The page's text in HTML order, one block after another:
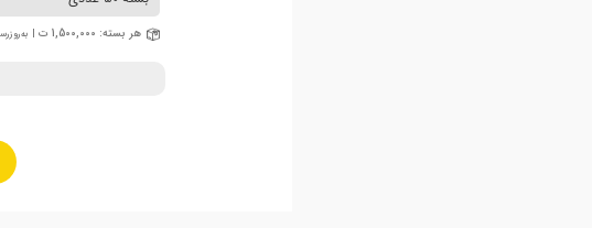
هر بسته: 1,500,000 ت |